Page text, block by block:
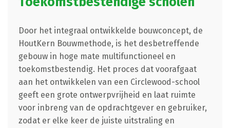
Door het integraal ontwikkelde bouwconcept, de
HoutKern Bouwmethode, is het desbetreffende
gebouw in hoge mate multifunctioneel en
toekomstbestendig. Het proces dat voorafgaat
aan het ontwikkelen van een Circlewood-school
geeft een grote ontwerpvrijheid en laat ruimte
voor inbreng van de opdrachtgever en gebruiker,
zodat er elke keer de juiste uitstraling en